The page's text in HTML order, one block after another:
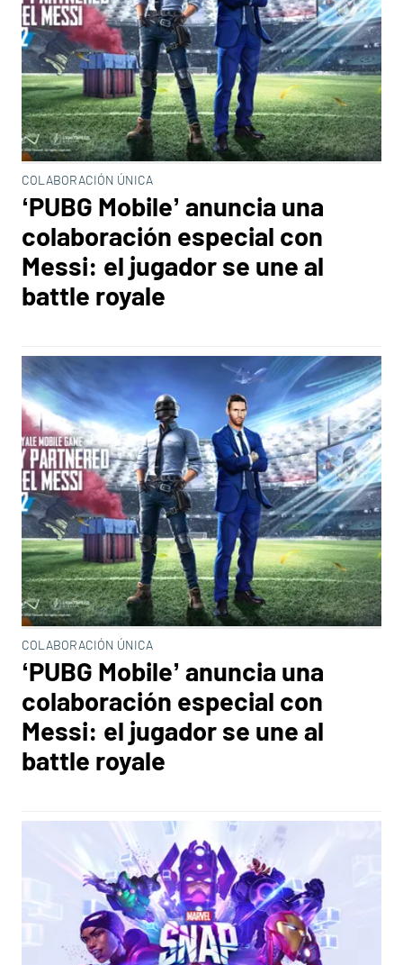
COLABORACIÓN ÚNICA
‘PUBG Mobile’ anuncia una
colaboración especial con
Messi: el jugador se une al
battle royale
COLABORACIÓN ÚNICA
‘PUBG Mobile’ anuncia una
colaboración especial con
Messi: el jugador se une al
battle royale